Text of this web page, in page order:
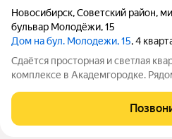
Новосибирск,Советский район,
бульвар Молодёжи,15
Дом на бул. Молодежи, 15, 4
Сдаётся просторная и светлая
комплексе в Академгородке.
необходимое будет у вас под
доступность обеспечивает